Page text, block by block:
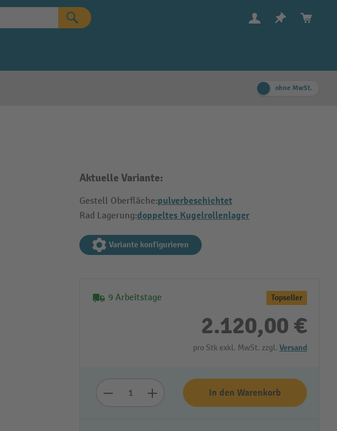
ohne MwSt.
Aktuelle Variante:
Gestell Oberfläche:pulverbeschichtet
Rad Lagerung:doppeltes Kugelrollenlager
Variante konfigurieren
9 Arbeitstage Topseller
2.120,00 €
pro Stk exkl. MwSt. zzgl. Versand
In den Warenkorb